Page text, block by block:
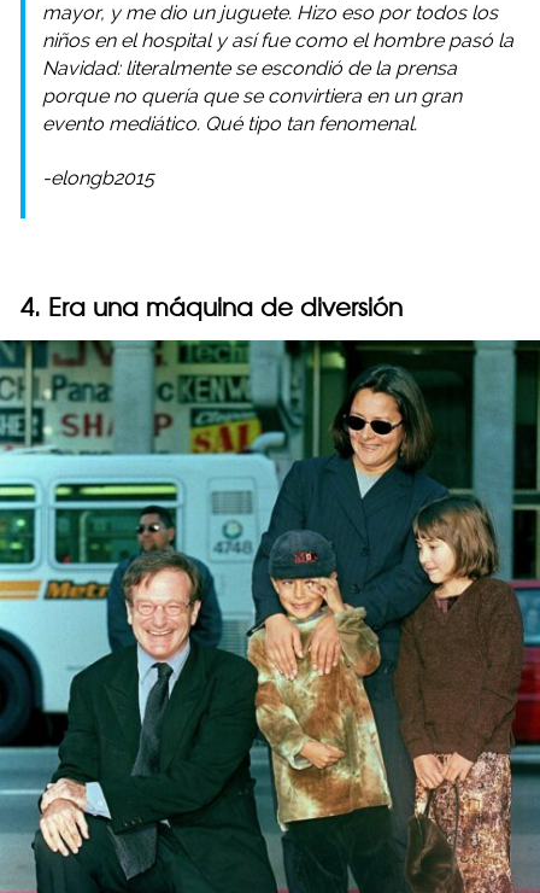
mayor, y me dio un juguete. Hizo eso por todos los
niños en el hospital y así fue como el hombre pasó la
Navidad: literalmente se escondió de la prensa
porque no quería que se convirtiera en un gran
evento mediático. Qué tipo tan fenomenal.
-elongb2015
4. Era una máquina de diversión